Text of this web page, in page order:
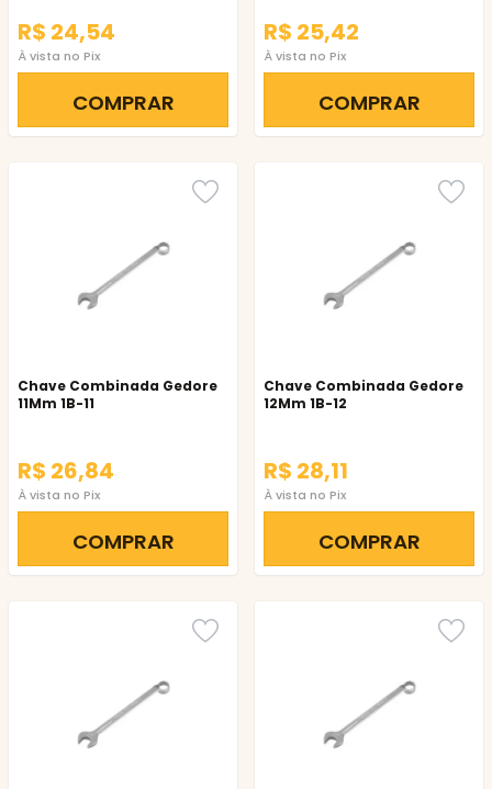
R$ 24,54
À vista no Pix
COMPRAR
R$ 25,42
À vista no Pix
COMPRAR
Chave Combinada Gedore
11Mm 1B-11
R$ 26,84
À vista no Pix
COMPRAR
Chave Combinada Gedore
12Mm 1B-12
R$ 28,11
À vista no Pix
COMPRAR